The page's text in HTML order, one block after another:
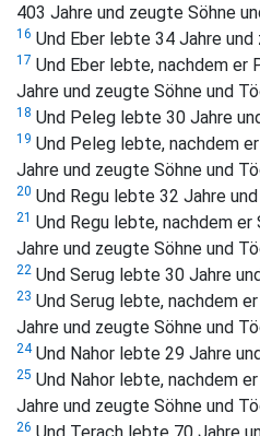
403 Jahre und zeugte Söhne
16 Und Eber lebte 34 Jahre
17 Und Eber lebte, nachdem
Jahre und zeugte Söhne und
18 Und Peleg lebte 30 Jahre
19 Und Peleg lebte, nachdem
Jahre und zeugte Söhne und
20 Und Regu lebte 32 Jahre
21 Und Regu lebte, nachdem
Jahre und zeugte Söhne und
22 Und Serug lebte 30 Jahre
23 Und Serug lebte, nachdem
Jahre und zeugte Söhne und
24Und Nahor lebte 29 Jahre
25 Und Nahor lebte, nachdem
Jahre und zeugte Söhne und
26